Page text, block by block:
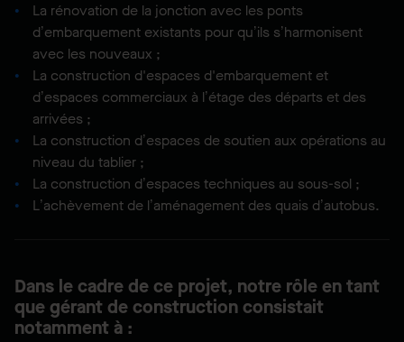
La rénovation de la jonction avec les ponts
d’embarquement existants pour qu’ils s’harmonisent
avec les nouveaux ;
La construction d'espaces d'embarquement et
d’espaces commerciaux à l’étage des départs et des
arrivées ;
La construction d’espaces de soutien aux opérations au
niveau du tablier ;
La construction d’espaces techniques au sous-sol ;
L’achèvement de l’aménagement des quais d’autobus.
Dans le cadre de ce projet, notre rôle en tant
que gérant de construction consistait
notamment à :